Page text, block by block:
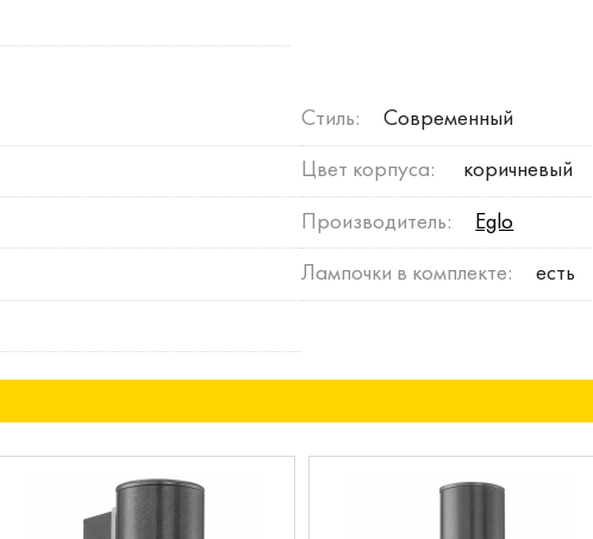
Стиль: Современный
Цвет корпуса: коричневый
Производитель: Eglo
Лампочки в комплекте: есть